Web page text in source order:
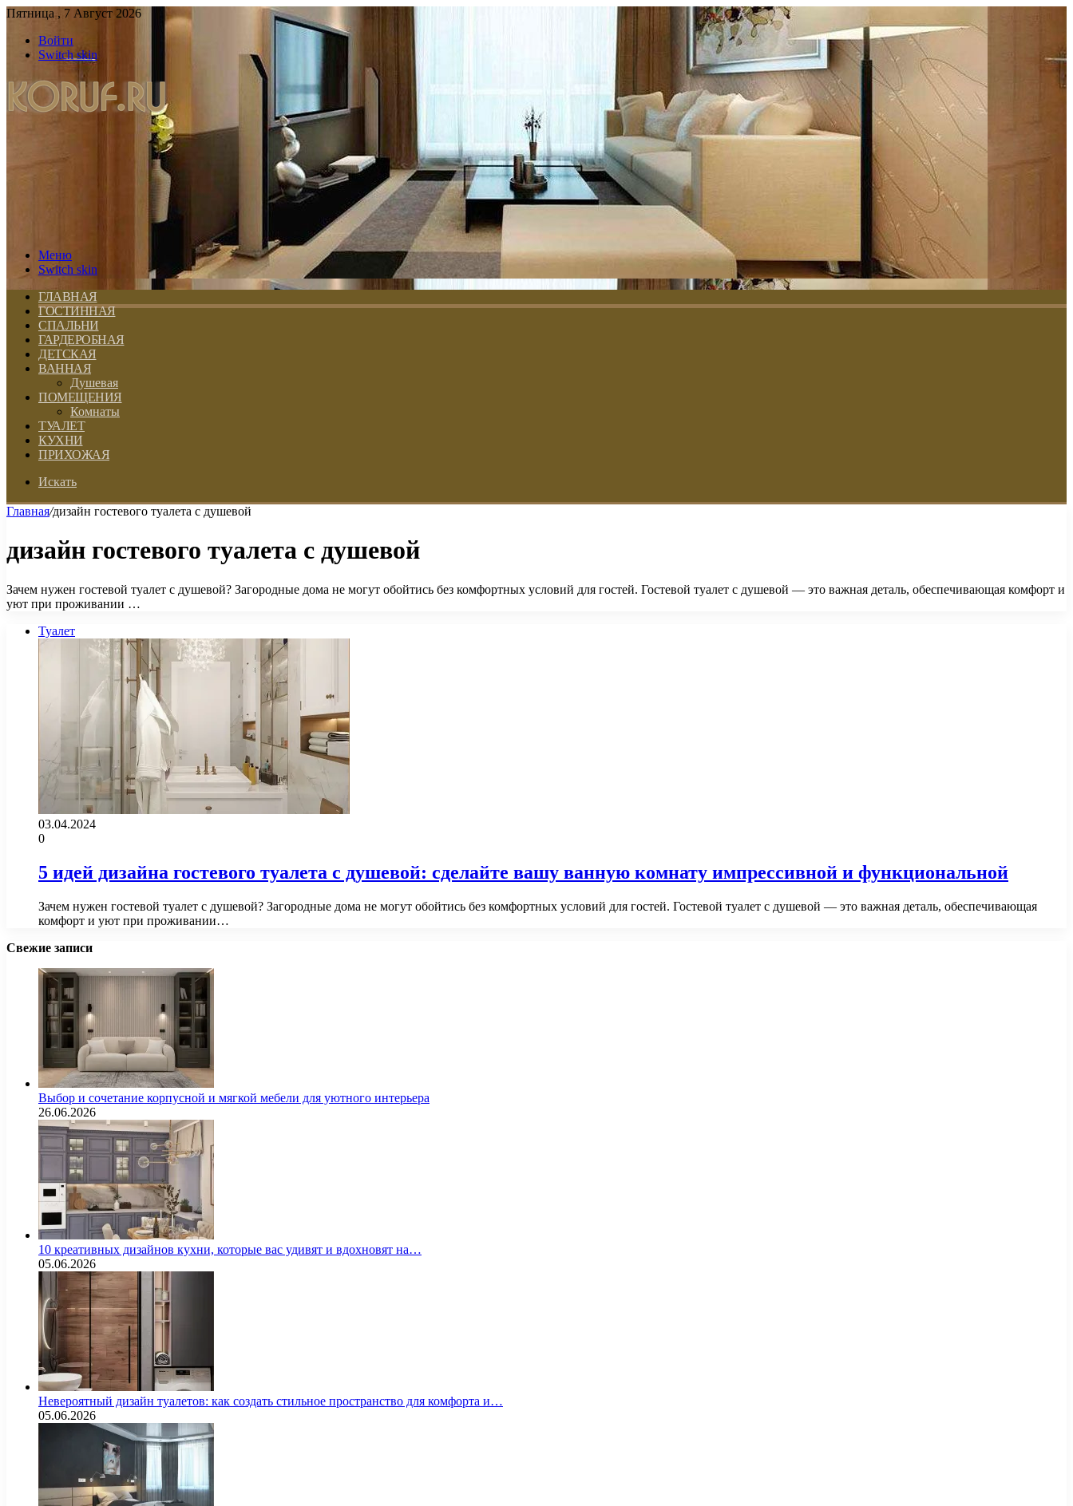
Пятница , 7 Август 2026
Войти
Switch skin
Меню
Switch skin
ГЛАВНАЯ
ГОСТИННАЯ
СПАЛЬНИ
ГАРДЕРОБНАЯ
ДЕТСКАЯ
ВАННАЯ
Душевая
ПОМЕЩЕНИЯ
Комнаты
ТУАЛЕТ
КУХНИ
ПРИХОЖАЯ
Искать
Главная/дизайн гостевого туалета с душевой
дизайн гостевого туалета с душевой
Зачем нужен гостевой туалет с душевой? Загородные дома не могут обойтись без комфортных условий для гостей. Гостевой туалет с душевой — это важная деталь, обеспечивающая комфорт и
уют при проживании …
Туалет
03.04.2024
0
5 идей дизайна гостевого туалета с душевой: сделайте вашу ванную комнату импрессивной и функциональной
Зачем нужен гостевой туалет с душевой? Загородные дома не могут обойтись без комфортных условий для гостей. Гостевой туалет с душевой — это важная деталь, обеспечивающая
комфорт и уют при проживании…
Свежие записи
Выбор и сочетание корпусной и мягкой мебели для уютного интерьера
26.06.2026
10 креативных дизайнов кухни, которые вас удивят и вдохновят на…
05.06.2026
Невероятный дизайн туалетов: как создать стильное пространство для комфорта и…
05.06.2026